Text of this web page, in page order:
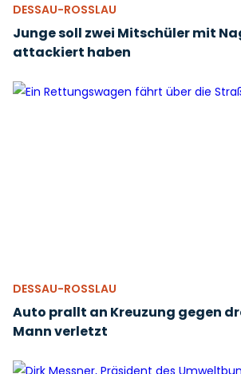
DESSAU-ROSSLAU
Junge soll zwei Mitschüler mit
attackiert haben
DESSAU-ROSSLAU
Auto prallt an Kreuzung gegen
Mann verletzt